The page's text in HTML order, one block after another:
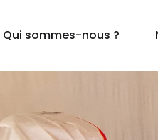
Qui sommes-nous ?